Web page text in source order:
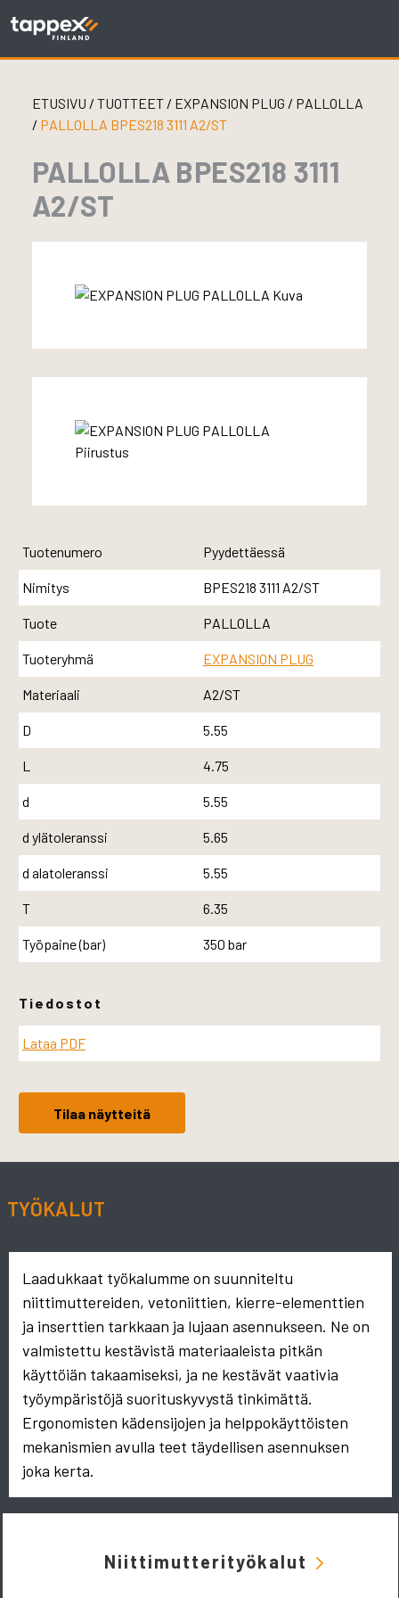
ETUSIVU / TUOTTEET/ EXPANSION PLUG / PALLOLLA
/ PALLOLLA BPES218 3111 A2/ST
PALLOLLA BPES218 3111
A2/ST
Tuotenumero Pyydettäessä
Nimitys BPES218 3111 A2/ST
Tuote PALLOLLA
Tuoteryhmä EXPANSION PLUG
Materiaali A2/ST
D 5.55
L 4.75
d 5.55
d ylätoleranssi 5.65
d alatoleranssi 5.55
T 6.35
Työpaine (bar) 350 bar
Tiedostot
Lataa PDF
Tilaa näytteitä
TYÖKALUT
Laadukkaat työkalumme on suunniteltu
niittimuttereiden, vetoniittien, kierre-elementtien
ja inserttien tarkkaan ja lujaan asennukseen. Ne on
valmistettu kestävistä materiaaleista pitkän
käyttöiän takaamiseksi, ja ne kestävät vaativia
työympäristöjä suorituskyvystä tinkimättä.
Ergonomisten kädensijojen ja helppokäyttöisten
mekanismien avulla teet täydellisen asennuksen
joka kerta.
Niittimutterityökalut